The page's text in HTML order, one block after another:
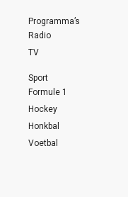
Programma’s
Radio
TV
Sport
Formule 1
Hockey
Honkbal
Voetbal